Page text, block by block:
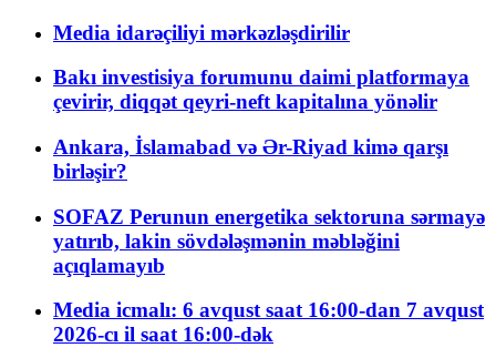
Media idarəçiliyi mərkəzləşdirilir
Bakı investisiya forumunu daimi platformaya
çevirir, diqqət qeyri-neft kapitalına yönəlir
Ankara, İslamabad və Ər-Riyad kimə qarşı
birləşir?
SOFAZ Perunun energetika sektoruna sərmayə
yatırıb, lakin sövdələşmənin məbləğini
açıqlamayıb
Media icmalı: 6 avqust saat 16:00-dan 7 avqust
2026-cı il saat 16:00-dək